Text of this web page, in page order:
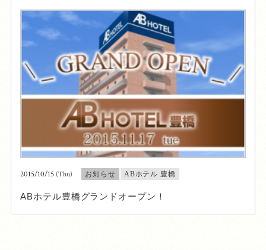
2015/10/15(Thu) お知らせ ABホテル 豊橋
ABホテル豊橋グランドオープン！